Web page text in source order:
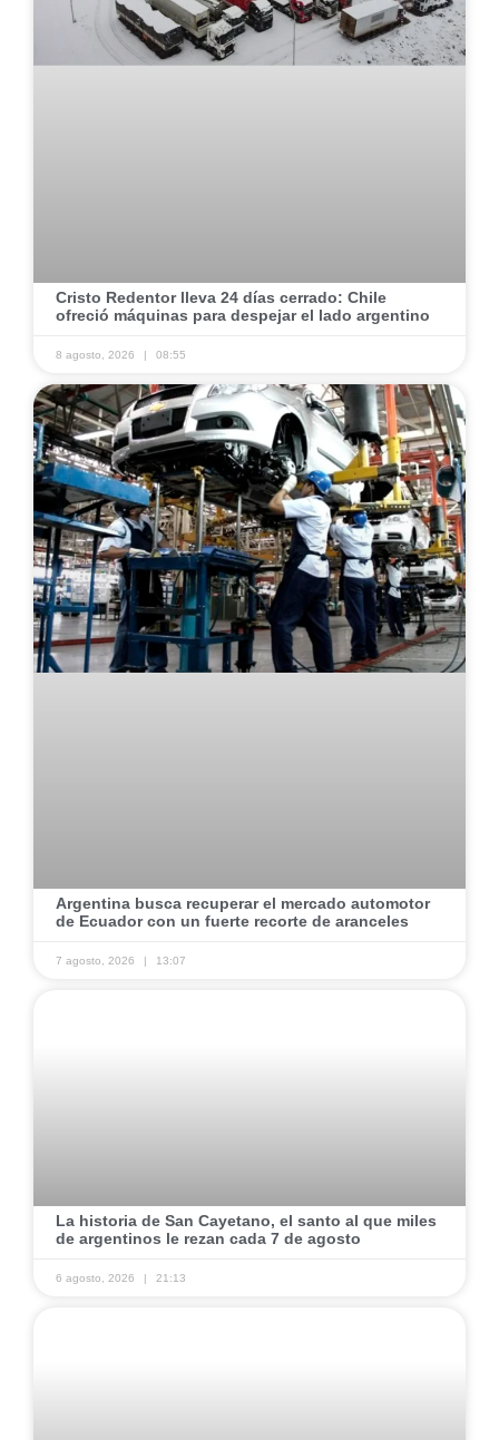
Cristo Redentor lleva 24 días cerrado: Chile
ofreció máquinas para despejar el lado argentino
8 agosto, 2026 08:55
Argentina busca recuperar el mercado automotor
de Ecuador con un fuerte recorte de aranceles
7 agosto, 2026 13:07
La historia de San Cayetano, el santo al que miles
de argentinos le rezan cada 7 de agosto
6 agosto, 2026 21:13